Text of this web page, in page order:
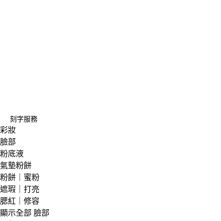
刻字服務
彩妝
臉部
粉底液
氣墊粉餅
粉餅｜蜜粉
遮瑕｜打亮
腮紅｜修容
顯示全部 臉部